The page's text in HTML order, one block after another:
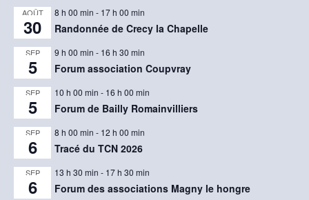
AOÛT
30
8 h 00 min - 17 h 00 min
Randonnée de Crecy la Chapelle
SEP
5
9 h 00 min - 16 h 30 min
Forum association Coupvray
SEP
5
10 h 00 min - 16 h 00 min
Forum de Bailly Romainvilliers
SEP
6
8 h 00 min - 12 h 00 min
Tracé du TCN 2026
SEP
6
13 h 30 min - 17 h 30 min
Forum des associations Magny le hongre